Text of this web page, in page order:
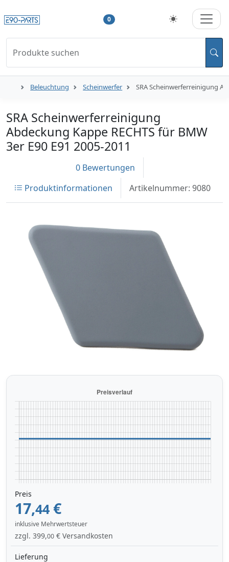
0
Produkte suchen
Beleuchtung Scheinwerfer SRA Scheinwerferreinigung
SRA Scheinwerferreinigung
Abdeckung Kappe RECHTS für BMW
3er E90 E91 2005-2011
0 Bewertungen
Produktinformationen
Artikelnummer: 9080
Preis
17,44 €
inklusive Mehrwertsteuer
zzgl. 399,00 € Versandkosten
Lieferung